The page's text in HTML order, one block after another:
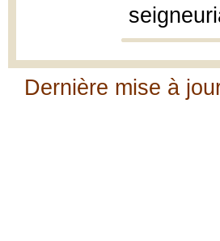
Dernière mise à